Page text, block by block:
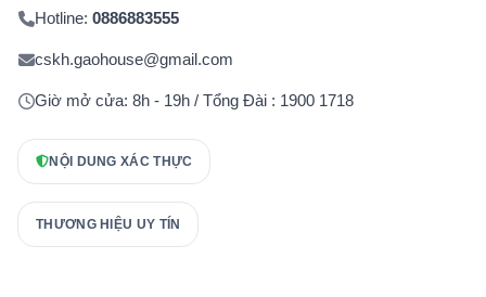
Hotline: 0886883555
cskh.gaohouse@gmail.com
Giờ mở cửa: 8h - 19h / Tổng Đài : 1900 1718
NỘI DUNG XÁC THỰC
THƯƠNG HIỆU UY TÍN